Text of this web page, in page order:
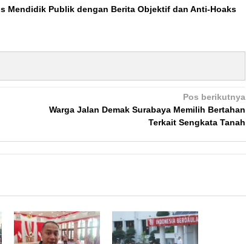
Mendidik Publik dengan Berita Objektif dan Anti-Hoaks
Pos berikutnya
Warga Jalan Demak Surabaya Memilih Bertahan
Terkait Sengkata Tanah